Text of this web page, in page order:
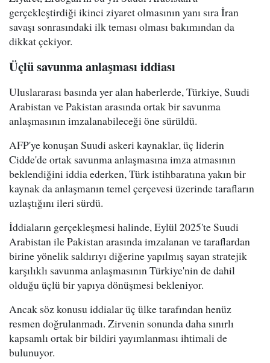
gerçekleştirdiği ikinci ziyaret olmasının yanı sıra İran
savaşı sonrasındaki ilk teması olması bakımından da
dikkat çekiyor.
Üçlü savunma anlaşması iddiası
Uluslararası basında yer alan haberlerde, Türkiye, Suudi
Arabistan ve Pakistan arasında ortak bir savunma
anlaşmasının imzalanabileceği öne sürüldü.
AFP'ye konuşan Suudi askeri kaynaklar, üç liderin
Cidde'de ortak savunma anlaşmasına imza atmasının
beklendiğini iddia ederken, Türk istihbaratına yakın bir
kaynak da anlaşmanın temel çerçevesi üzerinde tarafların
uzlaştığını ileri sürdü.
İddiaların gerçekleşmesi halinde, Eylül 2025'te Suudi
Arabistan ile Pakistan arasında imzalanan ve taraflardan
birine yönelik saldırıyı diğerine yapılmış sayan stratejik
karşılıklı savunma anlaşmasının Türkiye'nin de dahil
olduğu üçlü bir yapıya dönüşmesi bekleniyor.
Ancak söz konusu iddialar üç ülke tarafından henüz
resmen doğrulanmadı. Zirvenin sonunda daha sınırlı
kapsamlı ortak bir bildiri yayımlanması ihtimali de
bulunuyor.